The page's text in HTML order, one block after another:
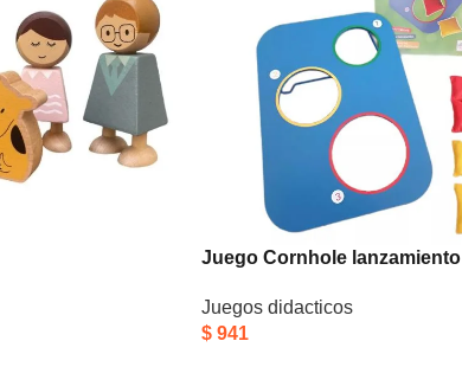
Juego Cornhole lanzamiento
Juegos didacticos
$ 941